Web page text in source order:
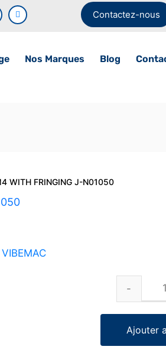
Contactez-nous
Nos Marques Blog
WITH FRINGING J-N01050
VIBEMAC
Ajouter